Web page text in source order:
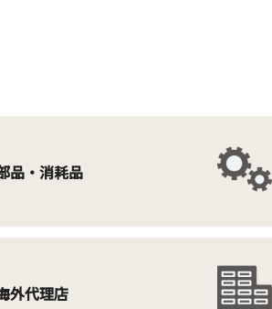
品・消耗品
外代理店